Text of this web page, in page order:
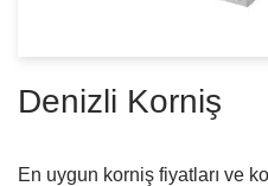
Denizli Korniş
En uygun korniş fiyatları ve